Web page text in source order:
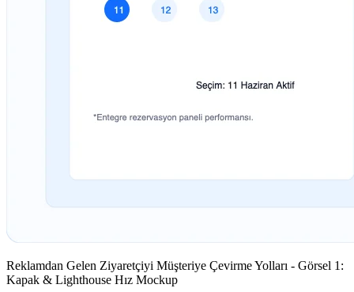
Reklamdan Gelen Ziyaretçiyi Müşteriye Çevirme Yolları - Görsel 1:
Kapak & Lighthouse Hız Mockup